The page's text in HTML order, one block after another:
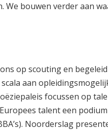
bouwen verder aan
op scouting en
aan
focussen op
talent een
Noorderslag